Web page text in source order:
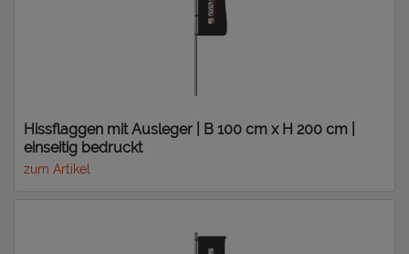
Hissflaggen mit Ausleger | B 100 cm x H 200 cm |
einseitig bedruckt
zum Artikel